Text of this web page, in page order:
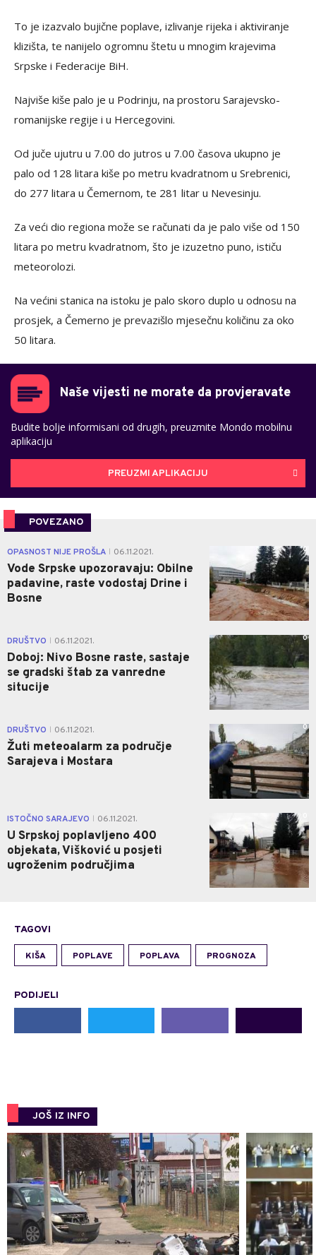
To je izazvalo bujične poplave, izlivanje rijeka i aktiviranje
klizišta, te nanijelo ogromnu štetu u mnogim krajevima
Srpske i Federacije BiH.
Najviše kiše palo je u Podrinju, na prostoru Sarajevsko-
romanijske regije i u Hercegovini.
Od juče ujutru u 7.00 do jutros u 7.00 časova ukupno je
palo od 128 litara kiše po metru kvadratnom u Srebrenici,
do 277 litara u Čemernom, te 281 litar u Nevesinju.
Za veći dio regiona može se računati da je palo više od 150
litara po metru kvadratnom, što je izuzetno puno, ističu
meteorolozi.
Na većini stanica na istoku je palo skoro duplo u odnosu na
prosjek, a Čemerno je prevazišlo mjesečnu količinu za oko
50 litara.
Naše vijesti ne morate da provjeravate
Budite bolje informisani od drugih, preuzmite Mondo mobilnu
aplikaciju
PREUZMI APLIKACIJU
POVEZANO
OPASNOST NIJE PROŠLA 06.11.2021.
Vode Srpske upozoravaju: Obilne
padavine, raste vodostaj Drine i
Bosne
0
DRUŠTVO 06.11.2021.
Doboj: Nivo Bosne raste, sastaje
se gradski štab za vanredne
situcije
0
DRUŠTVO 06.11.2021.
Žuti meteoalarm za područje
Sarajeva i Mostara
0
ISTOČNO SARAJEVO 06.11.2021.
U Srpskoj poplavljeno 400
objekata, Višković u posjeti
ugroženim područjima
TAGOVI
KIŠA POPLAVE POPLAVA PROGNOZA
PODIJELI
JOŠ IZ INFO
0